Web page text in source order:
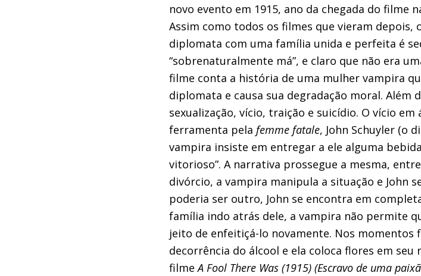
novo evento em 1915, ano da chegada do filme
Assim como todos os filmes que vieram
diplomata com uma família unida e perfeita é
“sobrenaturalmente má”, e claro que não era
filme conta a história de uma mulher vampira
diplomata e causa sua degradação moral. Além
sexualização, vício, traição e suicídio. O vício
ferramenta pela femme fatale, John Schuyler (o
vampira insiste em entregar a ele alguma
vitorioso”. A narrativa prossegue a mesma,
divórcio, a vampira manipula a situação e John
poderia ser outro, John se encontra em
família indo atrás dele, a vampira não permite
jeito de enfeitiçá-lo novamente. Nos momentos
decorrência do álcool e ela coloca flores em
filmeA Fool There Was (1915) (Escravo de uma